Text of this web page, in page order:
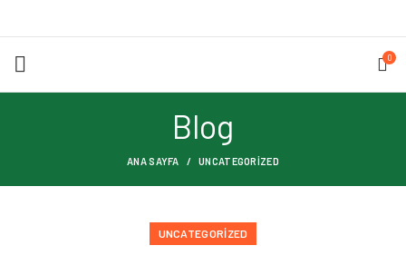
0
Blog
ANA SAYFA UNCATEGORIZED
UNCATEGORIZED